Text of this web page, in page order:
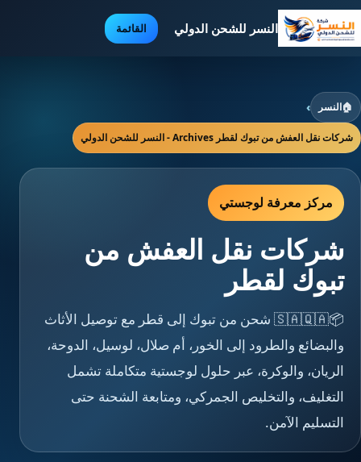
النسر للشحن الدولي القائمة
🏠النسر ›
شركات نقل العفش من تبوك لقطر Archives - النسر للشحن الدولي
مركز معرفة لوجستي
شركات نقل العفش من
تبوك لقطر
📦🇸🇦🇶🇦 شحن من تبوك إلى قطر مع توصيل الأثاث
والبضائع والطرود إلى الخور، أم صلال، لوسيل، الدوحة،
الريان، والوكرة، عبر حلول لوجستية متكاملة تشمل
التغليف، والتخليص الجمركي، ومتابعة الشحنة حتى
التسليم الآمن.